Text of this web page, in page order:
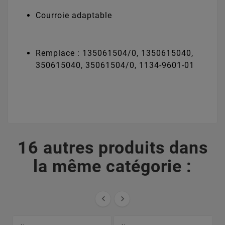
Courroie adaptable
Remplace : 135061504/0, 1350615040,
350615040, 35061504/0, 1134-9601-01
16 autres produits dans
la même catégorie :
 